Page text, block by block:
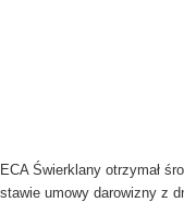
Świerklany otrzymał
umowy darowizny z